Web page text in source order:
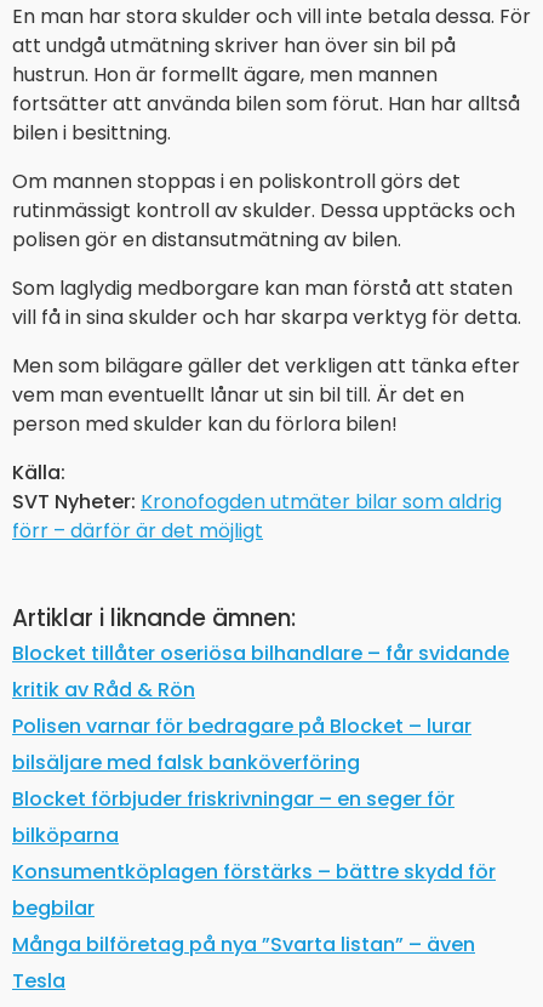
En man har stora skulder och vill inte betala dessa. För
att undgå utmätning skriver han över sin bil på
hustrun. Hon är formellt ägare, men mannen
fortsätter att använda bilen som förut. Han har alltså
bilen i besittning.
Om mannen stoppas i en poliskontroll görs det
rutinmässigt kontroll av skulder. Dessa upptäcks och
polisen gör en distansutmätning av bilen.
Som laglydig medborgare kan man förstå att staten
vill få in sina skulder och har skarpa verktyg för detta.
Men som bilägare gäller det verkligen att tänka efter
vem man eventuellt lånar ut sin bil till. Är det en
person med skulder kan du förlora bilen!
Källa:
SVT Nyheter: Kronofogden utmäter bilar som aldrig
förr – därför är det möjligt
Artiklar i liknande ämnen:
Blocket tillåter oseriösa bilhandlare – får svidande
kritik av Råd & Rön
Polisen varnar för bedragare på Blocket – lurar
bilsäljare med falsk banköverföring
Blocket förbjuder friskrivningar – en seger för
bilköparna
Konsumentköplagen förstärks – bättre skydd för
begbilar
Många bilföretag på nya ”Svarta listan” – även
Tesla